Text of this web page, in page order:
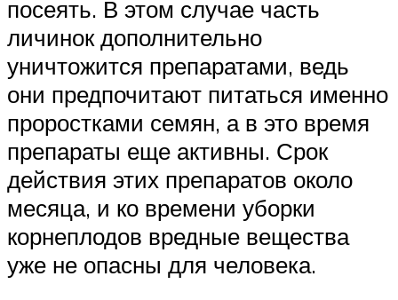
посеять. В этом случае часть
личинок дополнительно
уничтожится препаратами, ведь
они предпочитают питаться именно
проростками семян, а в это время
препараты еще активны. Срок
действия этих препаратов около
месяца, и ко времени уборки
корнеплодов вредные вещества
уже не опасны для человека.